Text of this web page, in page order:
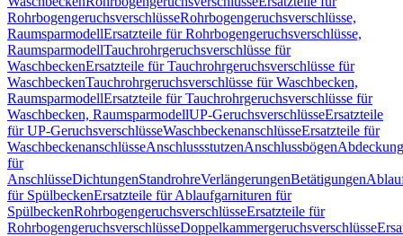
RohrbogengeruchsverschlüsseRohrbogengeruchsverschlüsse,
RaumsparmodellErsatzteile für Rohrbogengeruchsverschlüsse,
RaumsparmodellTauchrohrgeruchsverschlüsse für
WaschbeckenErsatzteile für Tauchrohrgeruchsverschlüsse für
WaschbeckenTauchrohrgeruchsverschlüsse für Waschbecken,
RaumsparmodellErsatzteile für Tauchrohrgeruchsverschlüsse für
Waschbecken, RaumsparmodellUP-GeruchsverschlüsseErsatzteile
für UP-GeruchsverschlüsseWaschbeckenanschlüsseErsatzteile für
WaschbeckenanschlüsseAnschlussstutzenAnschlussbögen
für
AnschlüsseDichtungenStandrohreVerlängerungenBetätigungen
für SpülbeckenErsatzteile für Ablaufgarnituren für
SpülbeckenRohrbogengeruchsverschlüsseErsatzteile für
RohrbogengeruchsverschlüsseDoppelkammergeruchsverschlüsse